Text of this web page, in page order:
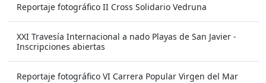
Reportaje fotográfico II Cross Solidario Vedruna
XXI Travesía Internacional a nado Playas de San Javier -
Inscripciones abiertas
Reportaje fotográfico VI Carrera Popular Virgen del Mar